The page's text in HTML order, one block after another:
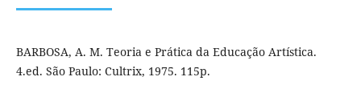
BARBOSA, A. M. Teoria e Prática da Educação Artística.
4.ed. São Paulo: Cultrix, 1975. 115p.